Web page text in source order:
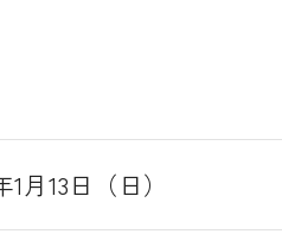
1月13日（日）